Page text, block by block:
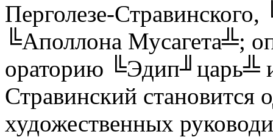
Перголезе-
╚Аполлона Мусагета╩;
ораторию ╚Эдип╜царь╩
Стравинский становится
художественных